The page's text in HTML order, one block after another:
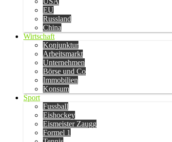
EU
Russland
China
Wirtschaft
Konjunktur
Arbeitsmarkt
Unternehmen
Börse und Co
Immobilien
Konsum
Sport
Fussball
Eishockey
Eismeister Zaugg
Formel 1